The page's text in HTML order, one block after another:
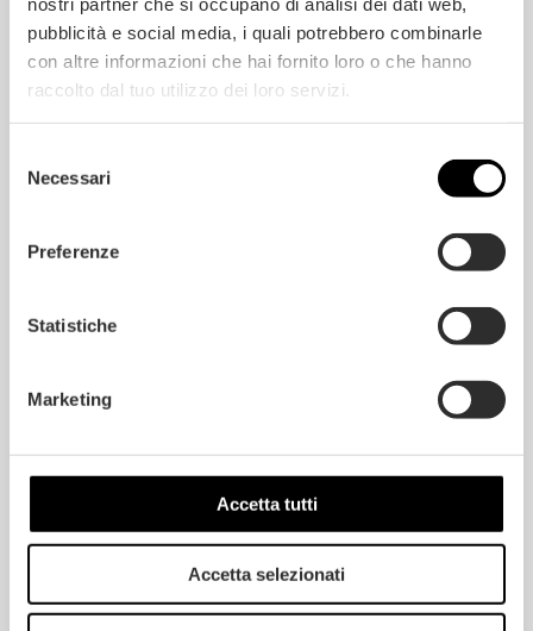
pubblicità e social media, i quali potrebbero combinarle
con altre informazioni che hai fornito loro o che hanno
raccolto dal tuo utilizzo dei loro servizi.
delNecessari
Preferenze
Statistiche
Marketing
Accetta tutti
Accetta selezionati
DIMENSIONES LOSETAS